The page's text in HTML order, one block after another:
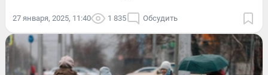
27 января, 2025, 11:40 1 835 Обсудить